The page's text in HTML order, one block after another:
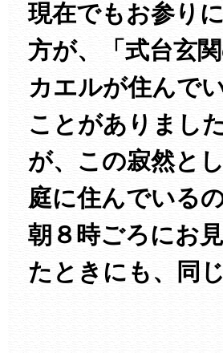
現在でもお参り
方が、「式台玄
カエルが住んで
ことがありまし
が、この寂然と
庭に住んでいる
朝８時ごろにお
たときにも、同